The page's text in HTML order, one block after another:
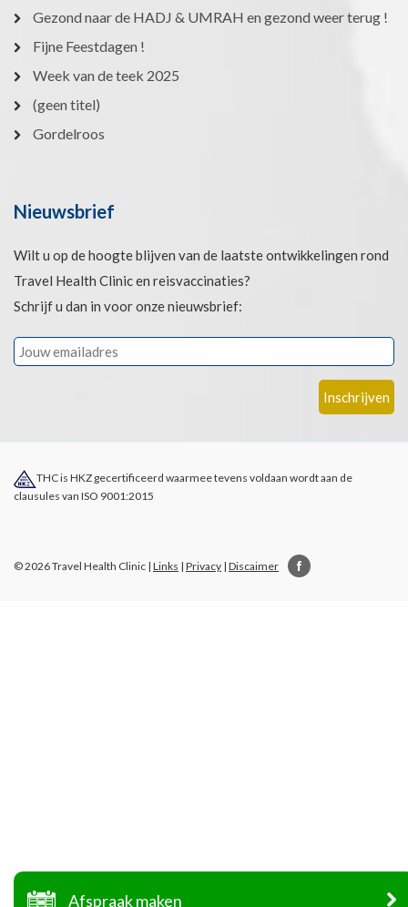
Afspraak maken
Gezond naar de HADJ & UMRAH en gezond weer terug !
Fijne Feestdagen !
Week van de teek 2025
(geen titel)
Gordelroos
Nieuwsbrief
Wilt u op de hoogte blijven van de laatste ontwikkelingen rond
Travel Health Clinic en reisvaccinaties?
Schrijf u dan in voor onze nieuwsbrief:
THC is HKZ gecertificeerd waarmee tevens voldaan wordt aan de
clausules van ISO 9001:2015
© 2026 Travel Health Clinic | Links | Privacy | Discaimer